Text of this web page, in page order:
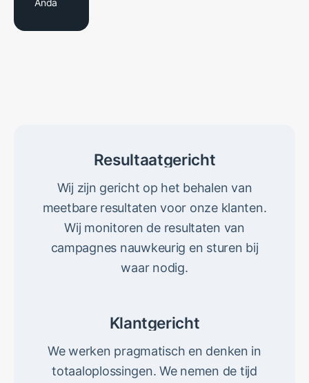
Anda
Resultaatgericht
Wij zijn gericht op het behalen van
meetbare resultaten voor onze klanten.
Wij monitoren de resultaten van
campagnes nauwkeurig en sturen bij
waar nodig.
Klantgericht
We werken pragmatisch en denken in
totaaloplossingen. We nemen de tijd